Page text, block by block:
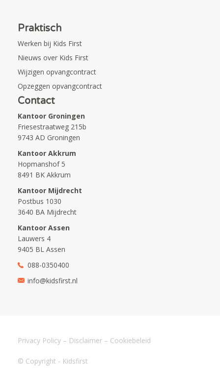
Praktisch
Werken bij Kids First
Nieuws over Kids First
Wijzigen opvangcontract
Opzeggen opvangcontract
Contact
Kantoor Groningen
Friesestraatweg 215b
9743 AD Groningen
Kantoor Akkrum
Hopmanshof 5
8491 BK Akkrum
Kantoor Mijdrecht
Postbus 1030
3640 BA Mijdrecht
Kantoor Assen
Lauwers 4
9405 BL Assen
088-0350400
info@kidsfirst.nl
© Copyright - Kidsfirst
Privacy Policy – Disclaimer – Cookiebeleid